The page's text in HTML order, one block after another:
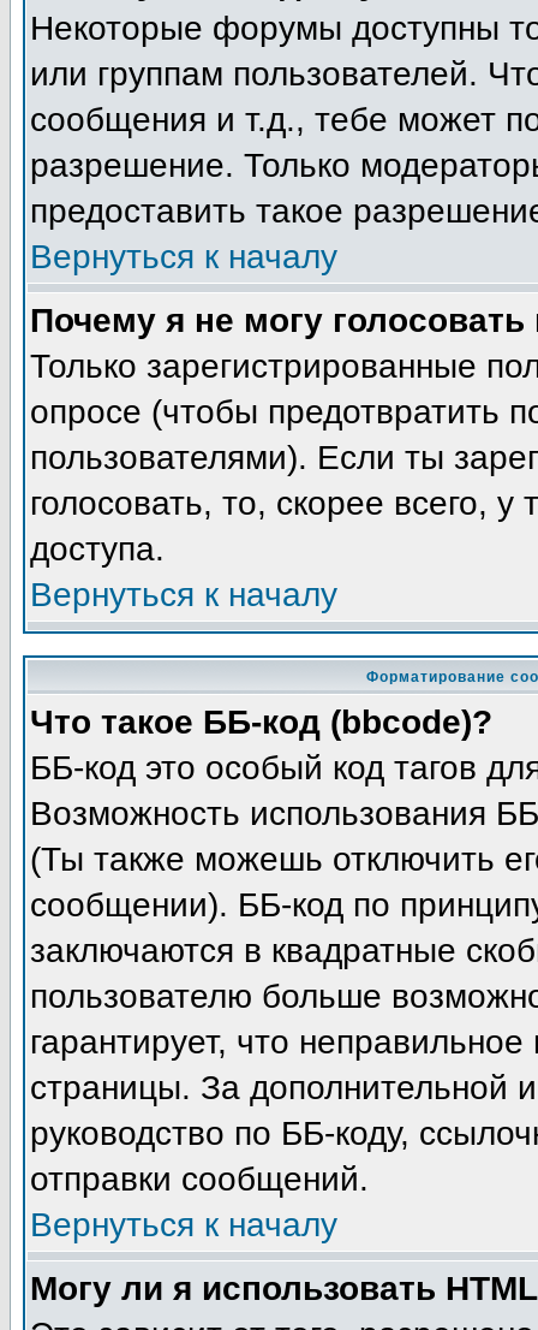
Некоторые форумы доступны
или группам пользователей.
сообщения и т.д., тебе может
разрешение. Только
предоставить такое
Вернуться к началу
Почему я не могу голосовать
Только зарегистрированные
опросе (чтобы предотвратить
пользователями). Если ты
голосовать, то, скорее всего,
доступа.
Вернуться к началу
Форматирование
Что такое ББ-код (bbcode)?
ББ-код это особый код тагов
Возможность использования
(Ты также можешь отключить
сообщении). ББ-код по
заключаются в квадратные
пользователю больше
гарантирует, что
страницы. За дополнительной
руководство по ББ-коду,
отправки сообщений.
Вернуться к началу
Могу ли я использовать